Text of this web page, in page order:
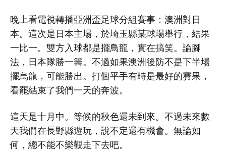
晚上看電視轉播亞洲盃足球分組賽事：澳洲對日
本。這次是日本主場，於埼玉縣某球場舉行，結果
一比一。雙方入球都是擺鳥龍，實在搞笑。論腳
法，日本隊勝一籌。不過如果澳洲後防不是下半場
擺烏龍，可能勝出。打個平手有時是最好的賽果，
看罷結束了我們一天的奔波。
這天是十月中。等候的秋色還未到來。不過未來數
天我們在長野縣遊玩，說不定還有機會。無論如
何，總不能不樂觀走下去吧。